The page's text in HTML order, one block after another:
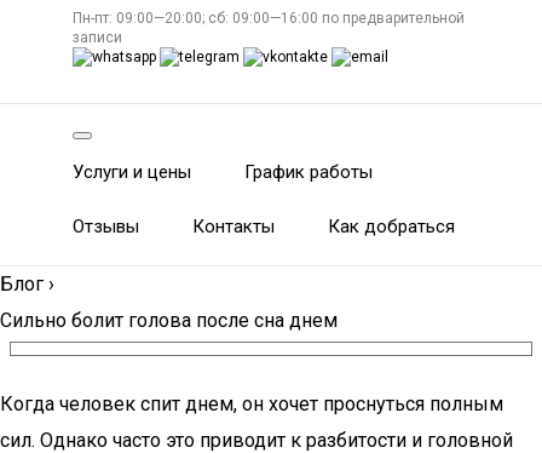
Пн-пт: 09:00—20:00; сб: 09:00—16:00 по предварительной
записи
Услуги и цены График работы
Отзывы Контакты Как добраться
Блог ›
Сильно болит голова после сна днем
Когда человек спит днем, он хочет проснуться полным
сил. Однако часто это приводит к разбитости и головной